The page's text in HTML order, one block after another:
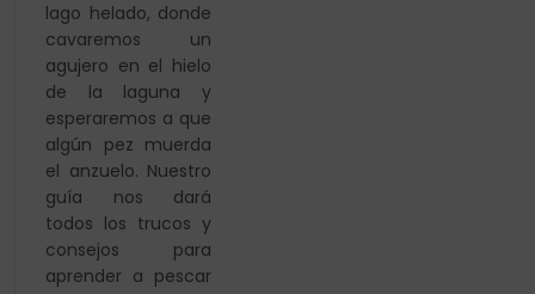
lago helado, donde
cavaremos un
agujero en el hielo
de la laguna y
esperaremos a que
algún pez muerda
el anzuelo. Nuestro
guía nos dará
todos los trucos y
consejos para
aprender a pescar